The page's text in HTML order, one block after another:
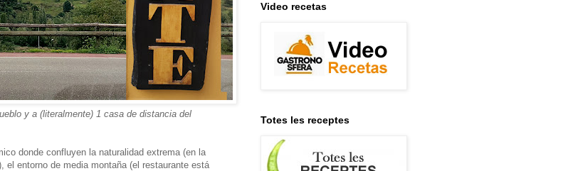
y a (literalmente) 1 casa de distancia del
donde confluyen la naturalidad extrema (en la
el entorno de media montaña (el restaurante está
Video recetas
Totes les receptes